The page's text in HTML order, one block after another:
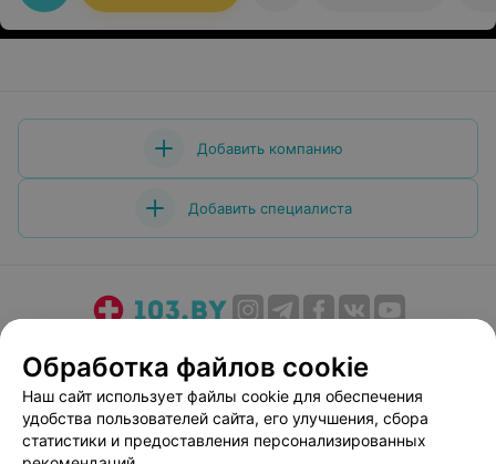
Добавить компанию
Добавить специалиста
Медицинский маркетинг
Публичный договор
Пользовательское соглашение
Способы оплаты
Вакансии
Партнеры
Обработка файлов cookie
Наш сайт использует файлы cookie для обеспечения
удобства пользователей сайта, его улучшения, сбора
статистики и предоставления персонализированных